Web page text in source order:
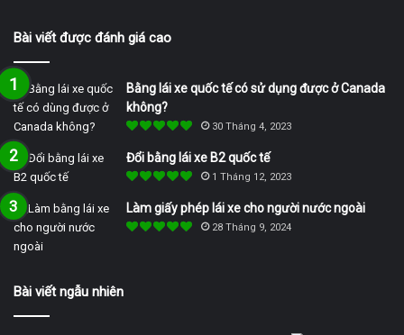
Bài viết được đánh giá cao
Bằng lái xe quốc tế có sử dụng được ở Canada
không?
30 Tháng 4, 2023
Đổi bằng lái xe B2 quốc tế
1 Tháng 12, 2023
Làm giấy phép lái xe cho người nước ngoài
28 Tháng 9, 2024
Bài viết ngẫu nhiên